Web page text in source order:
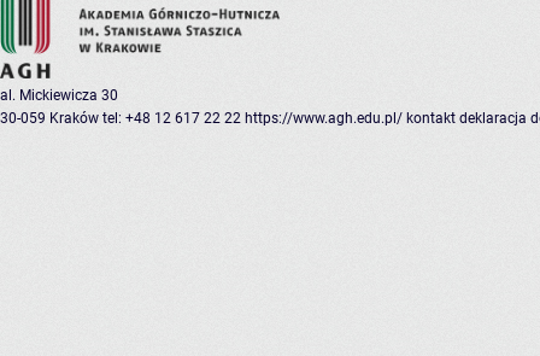
al. Mickiewicza 30
30-059 Kraków tel: +48 12 617 22 22 https://www.agh.edu.pl/ kontakt deklaracja